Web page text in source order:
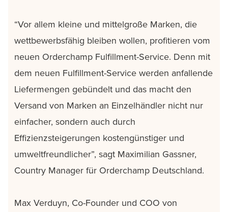
“Vor allem kleine und mittelgroße Marken, die
wettbewerbsfähig bleiben wollen, profitieren vom
neuen Orderchamp Fulfillment-Service. Denn mit
dem neuen Fulfillment-Service werden anfallende
Liefermengen gebündelt und das macht den
Versand von Marken an Einzelhändler nicht nur
einfacher, sondern auch durch
Effizienzsteigerungen kostengünstiger und
umweltfreundlicher”, sagt Maximilian Gassner,
Country Manager für Orderchamp Deutschland.
Max Verduyn, Co-Founder und COO von